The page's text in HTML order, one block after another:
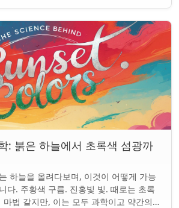
: 붉은 하늘에서 초록색 섬광까
하늘을 올려다보며, 이것이 어떻게 가능
다. 주황색 구름. 진홍빛 빛. 때로는 초록
법 같지만, 이는 모두 과학이고 약간의